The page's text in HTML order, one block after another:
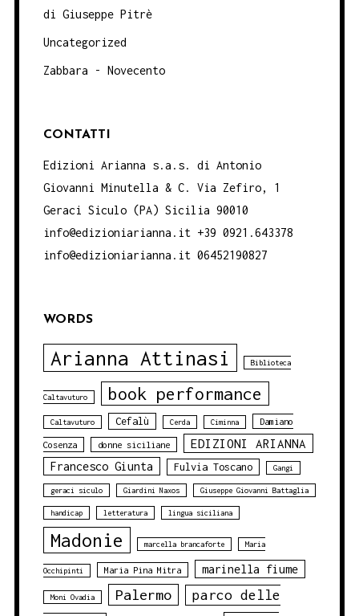
di Giuseppe Pitrè
Uncategorized
Zabbara - Novecento
CONTATTI
Edizioni Arianna s.a.s. di Antonio
Giovanni Minutella & C. Via Zefiro, 1
Geraci Siculo (PA) Sicilia 90010
info@edizioniarianna.it +39 0921.643378
info@edizioniarianna.it 06452190827
WORDS
Arianna Attinasi Biblioteca
Caltavuturo book performance
Caltavuturo Cefalù Cerda Ciminna Damiano
Cosenza donne siciliane EDIZIONI ARIANNA
Francesco Giunta Fulvia Toscano Gangi
geraci siculo Giardini Naxos Giuseppe Giovanni Battaglia
handicap letteratura lingua siciliana
Madonie marcella brancaforte Maria
Occhipinti Maria Pina Mitra marinella fiume
Moni Ovadia Palermo
parco delle